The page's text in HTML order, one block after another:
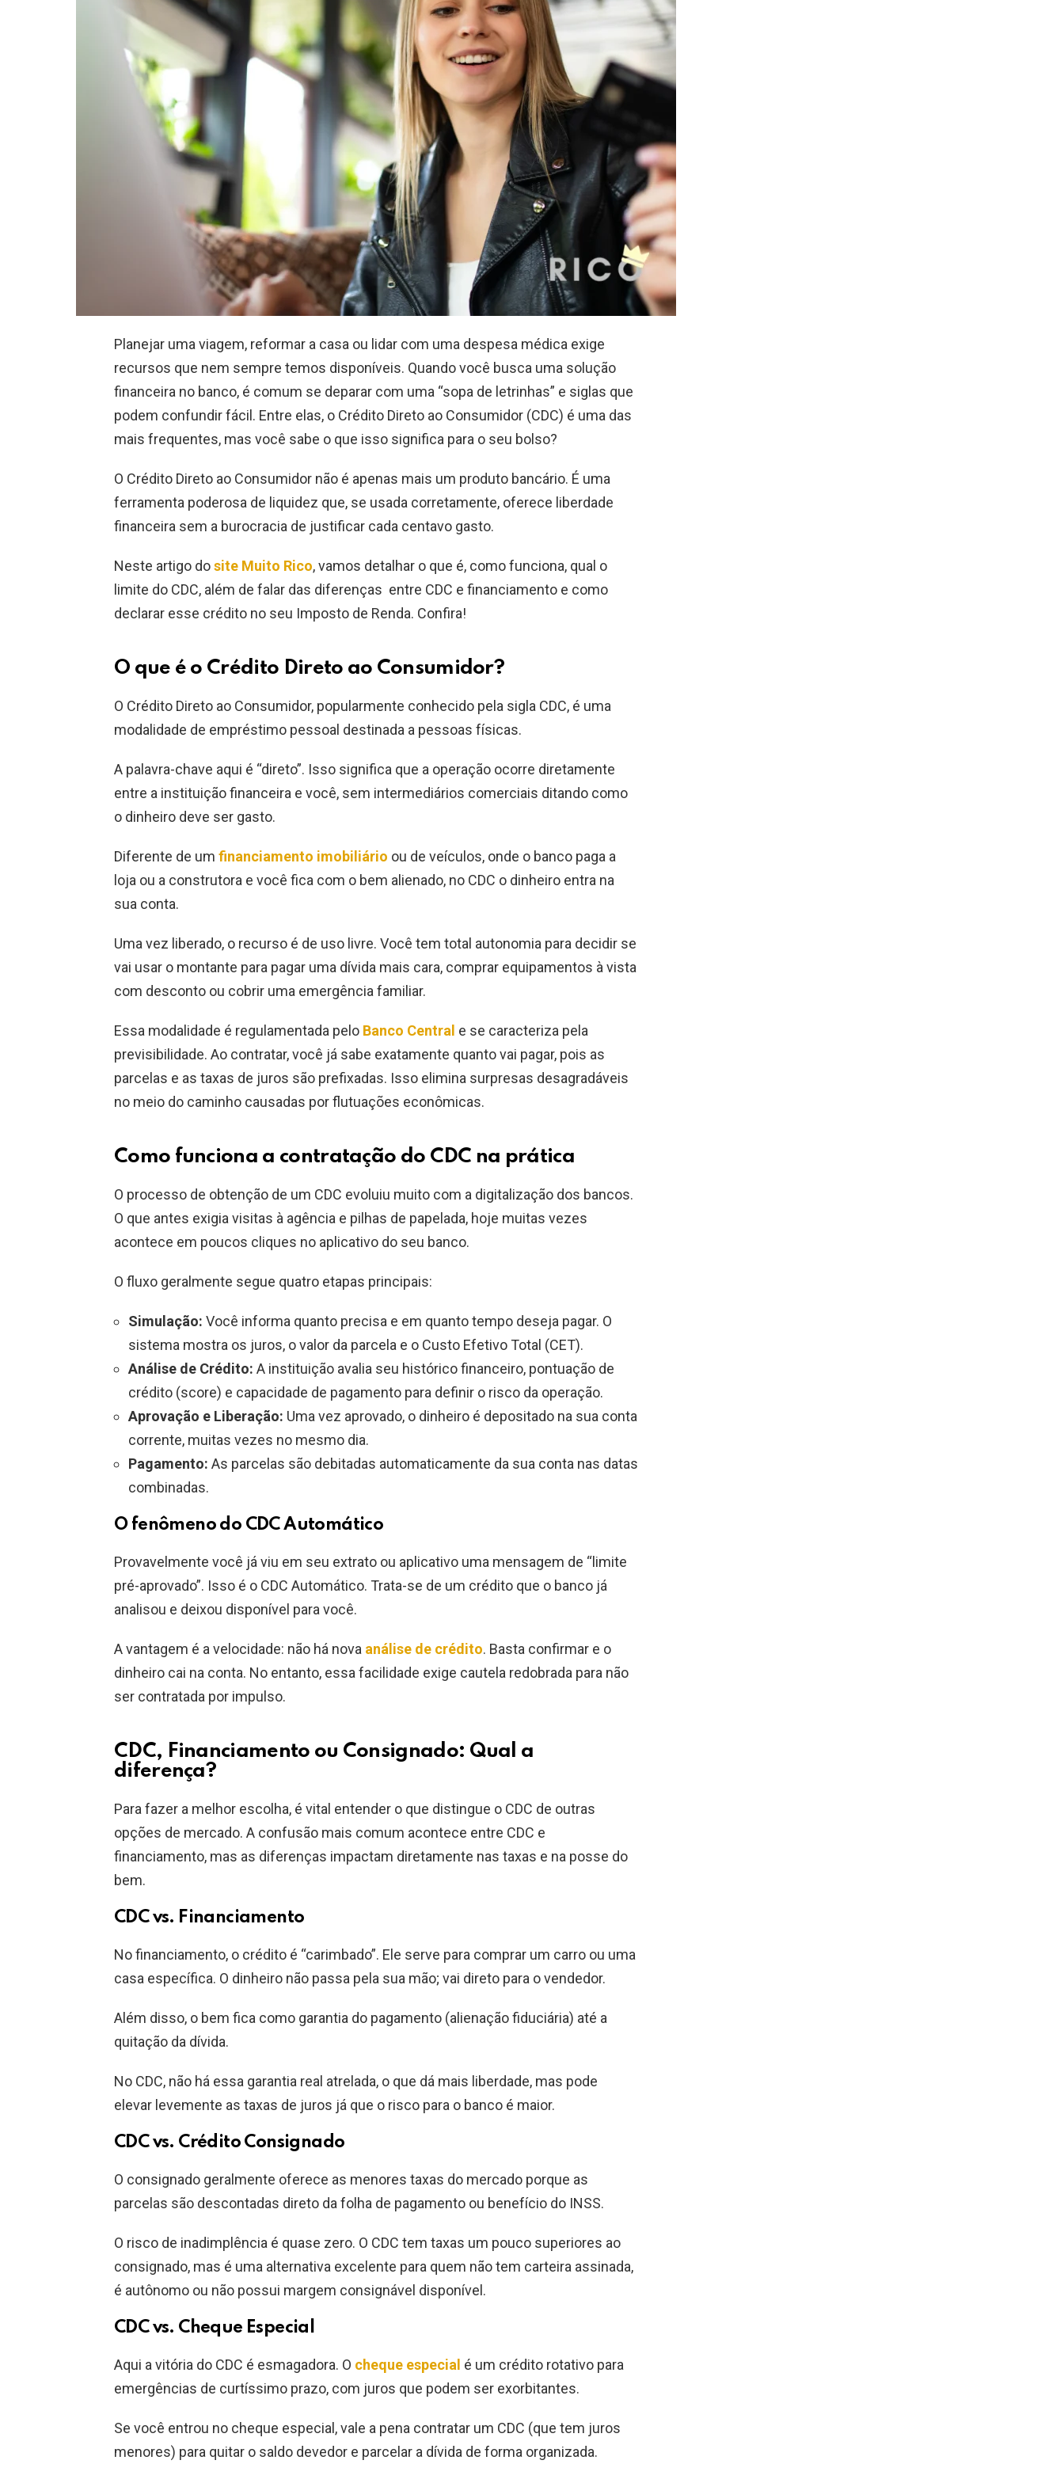
Planejar uma viagem, reformar a casa ou lidar com uma despesa médica exige
recursos que nem sempre temos disponíveis. Quando você busca uma solução
financeira no banco, é comum se deparar com uma “sopa de letrinhas” e siglas que
podem confundir fácil. Entre elas, o Crédito Direto ao Consumidor (CDC) é uma das
mais frequentes, mas você sabe o que isso significa para o seu bolso?
O Crédito Direto ao Consumidor não é apenas mais um produto bancário. É uma
ferramenta poderosa de liquidez que, se usada corretamente, oferece liberdade
financeira sem a burocracia de justificar cada centavo gasto.
Neste artigo dosite Muito Rico, vamos detalhar o que é, como funciona, qual o
limite do CDC, além de falar das diferenças entre CDC e financiamento e como
declarar esse crédito no seu Imposto de Renda. Confira!
O que é o Crédito Direto ao Consumidor?
O Crédito Direto ao Consumidor, popularmente conhecido pela sigla CDC, é uma
modalidade de empréstimo pessoal destinada a pessoas físicas.
A palavra-chave aqui é “direto”. Isso significa que a operação ocorre diretamente
entre a instituição financeira e você, sem intermediários comerciais ditando como
o dinheiro deve ser gasto.
Diferente de um financiamento imobiliário ou de veículos, onde o banco paga a
loja ou a construtora e você fica com o bem alienado, no CDC o dinheiro entra na
sua conta.
Uma vez liberado, o recurso é de uso livre. Você tem total autonomia para decidir se
vai usar o montante para pagar uma dívida mais cara, comprar equipamentos à vista
com desconto ou cobrir uma emergência familiar.
Essa modalidade é regulamentada pelo Banco Central e se caracteriza pela
previsibilidade. Ao contratar, você já sabe exatamente quanto vai pagar, pois as
parcelas e as taxas de juros são prefixadas. Isso elimina surpresas desagradáveis
no meio do caminho causadas por flutuações econômicas.
Como funciona a contratação do CDC na prática
O processo de obtenção de um CDC evoluiu muito com a digitalização dos bancos.
O que antes exigia visitas à agência e pilhas de papelada, hoje muitas vezes
acontece em poucos cliques no aplicativo do seu banco.
O fluxo geralmente segue quatro etapas principais:
Simulação: Você informa quanto precisa e em quanto tempo deseja pagar. O
sistema mostra os juros, o valor da parcela e o Custo Efetivo Total (CET).
Análise de Crédito: A instituição avalia seu histórico financeiro, pontuação de
crédito (score) e capacidade de pagamento para definir o risco da operação.
Aprovação e Liberação: Uma vez aprovado, o dinheiro é depositado na sua conta
corrente, muitas vezes no mesmo dia.
Pagamento: As parcelas são debitadas automaticamente da sua conta nas datas
combinadas.
O fenômeno do CDC Automático
Provavelmente você já viu em seu extrato ou aplicativo uma mensagem de “limite
pré-aprovado”. Isso é o CDC Automático. Trata-se de um crédito que o banco já
analisou e deixou disponível para você.
A vantagem é a velocidade: não há nova análise de crédito. Basta confirmar e o
dinheiro cai na conta. No entanto, essa facilidade exige cautela redobrada para não
ser contratada por impulso.
CDC, Financiamento ou Consignado: Qual a
diferença?
Para fazer a melhor escolha, é vital entender o que distingue o CDC de outras
opções de mercado. A confusão mais comum acontece entre CDC e
financiamento, mas as diferenças impactam diretamente nas taxas e na posse do
bem.
CDC vs. Financiamento
No financiamento, o crédito é “carimbado”. Ele serve para comprar um carro ou uma
casa específica. O dinheiro não passa pela sua mão; vai direto para o vendedor.
Além disso, o bem fica como garantia do pagamento (alienação fiduciária) até a
quitação da dívida.
No CDC, não há essa garantia real atrelada, o que dá mais liberdade, mas pode
elevar levemente as taxas de juros já que o risco para o banco é maior.
CDC vs. Crédito Consignado
O consignado geralmente oferece as menores taxas do mercado porque as
parcelas são descontadas direto da folha de pagamento ou benefício do INSS.
O risco de inadimplência é quase zero. O CDC tem taxas um pouco superiores ao
consignado, mas é uma alternativa excelente para quem não tem carteira assinada,
é autônomo ou não possui margem consignável disponível.
CDC vs. Cheque Especial
Aqui a vitória do CDC é esmagadora. O cheque especial é um crédito rotativo para
emergências de curtíssimo prazo, com juros que podem ser exorbitantes.
Se você entrou no cheque especial, vale a pena contratar um CDC (que tem juros
menores) para quitar o saldo devedor e parcelar a dívida de forma organizada.